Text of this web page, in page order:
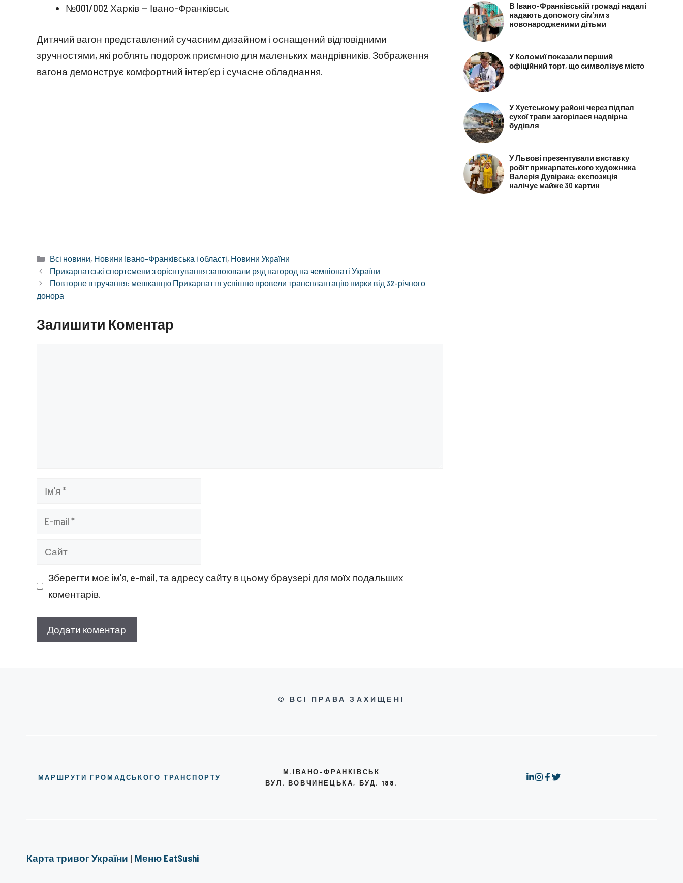
№001/002 Харків — Івано-Франківськ.
Дитячий вагон представлений сучасним дизайном і оснащений відповідними
зручностями, які роблять подорож приємною для маленьких мандрівників. Зображення
вагона демонструє комфортний інтер’єр і сучасне обладнання.
Категорії
Всі новини, Новини Івано-Франківська і області, Новини України
Прикарпатські спортсмени з орієнтування завоювали ряд нагород на чемпіонаті України
Повторне втручання: мешканцю Прикарпаття успішно провели трансплантацію нирки від 32-річного
донора
Залишити Коментар
Ім’я
Сайт
Зберегти моє ім'я, e-mail, та адресу сайту в цьому браузері для моїх подальших
коментарів.
В Івано-Франківській громаді надалі
надають допомогу сім’ям з
новонародженими дітьми
У Коломиї показали перший
офіційний торт, що символізує місто
У Хустському районі через підпал
сухої трави загорілася надвірна
будівля
У Львові презентували виставку
робіт прикарпатського художника
Валерія Дувірака: експозиція
налічує майже 30 картин
© ВСІ ПРАВА ЗАХИЩЕНІ
МАРШРУТИ ГРОМАДСЬКОГО ТРАНСПОРТУ
М.ІВАНО-ФРАНКІВСЬК
ВУЛ. ВОВЧИНЕЦЬКА, БУД. 188.
Карта тривог України | Меню EatSushi